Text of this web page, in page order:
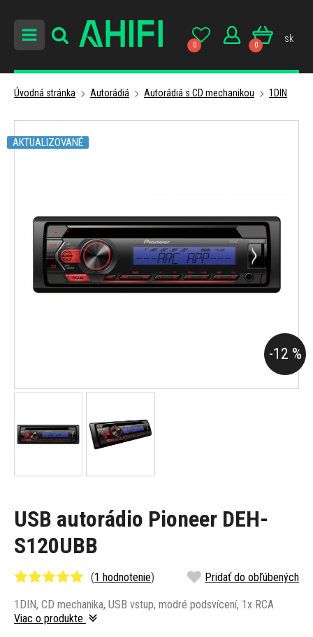
0 0
sk
Úvodná stránka Autorádiá Autorádiá s CD mechanikou 1DIN
USB autorádio Pioneer DEH-
S120UBB
(1 hodnotenie) Pridať do obľúbených
1DIN, CD mechanika, USB vstup, modré podsvícení, 1x RCA
Viac o produkte
-12 %
AKTUALIZOVANÉ